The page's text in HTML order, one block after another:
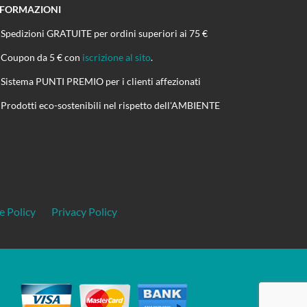
Spedizioni GRATUITE per ordini superiori ai 75 €
Coupon da 5 € con iscrizione al sito.
Sistema PUNTI PREMIO per i clienti affezionati
Prodotti eco-sostenibili nel rispetto dell'AMBIENTE
Policy Privacy Policy